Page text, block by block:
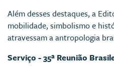
Além desses destaques, a
mobilidade, simbolismo e
atravessam a antropologia
Serviço -35ª Reunião